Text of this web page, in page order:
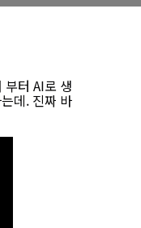
부터 AI로 생
데. 진짜 바